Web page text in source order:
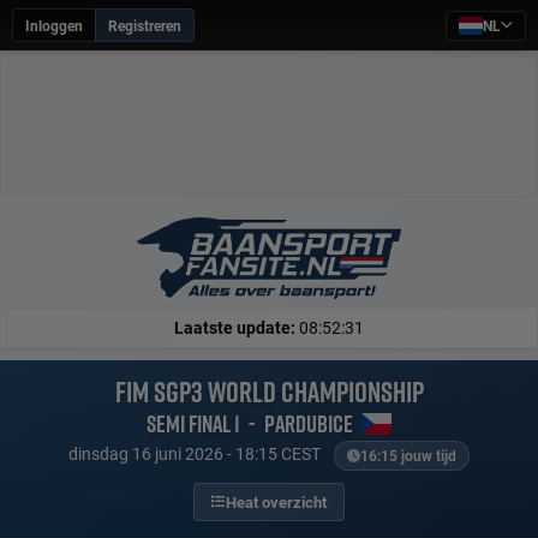
Inloggen Registreren NL
Laatste update: 08:52:31
FIM SGP3 World Championship
Semi final 1 - Pardubice
dinsdag 16 juni 2026 - 18:15 CEST 16:15 jouw tijd
Heat overzicht